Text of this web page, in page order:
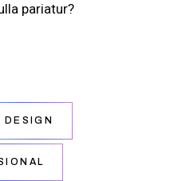
pariatur?
DESIGN